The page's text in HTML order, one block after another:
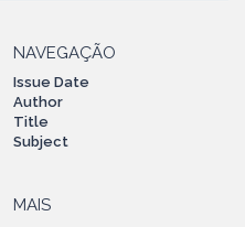
NAVEGAÇÃO
Issue Date
Author
Title
Subject
MAIS